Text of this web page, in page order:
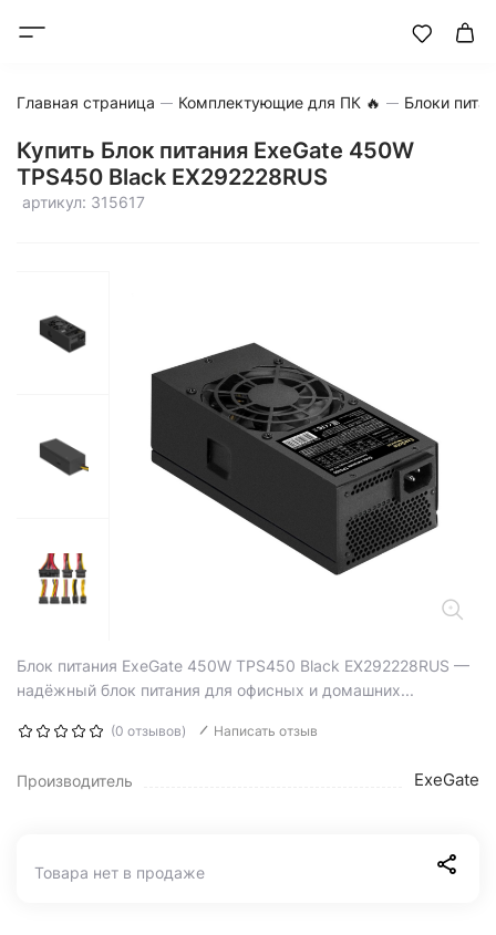
Главная страница Комплектующие для ПК 🔥 Блоки
Купить Блок питания ExeGate 450W
TPS450 Black EX292228RUS
артикул: 315617
Блок питания ExeGate 450W TPS450 Black EX292228RUS —
надёжный блок питания для офисных и домашних...
(0 отзывов) Написать отзыв
Производитель ExeGate
Товара нет в продаже